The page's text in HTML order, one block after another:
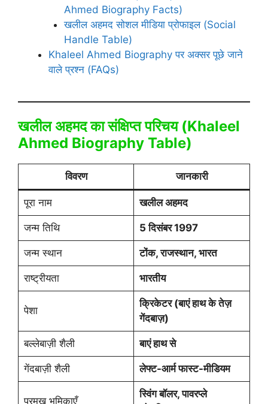
Ahmed Biography Facts)
खलील अहमद सोशल मीडिया प्रोफाइल (Social
Handle Table)
Khaleel Ahmed Biography पर अक्सर पूछे जाने
वाले प्रश्न (FAQs)
खलील अहमद का संक्षिप्त परिचय (Khaleel
Ahmed Biography Table)
विवरण जानकारी
पूरा नाम खलील अहमद
जन्म तिथि 5 दिसंबर 1997
जन्म स्थान टोंक, राजस्थान, भारत
राष्ट्रीयता भारतीय
पेशा
क्रिकेटर (बाएं हाथ के तेज़
गेंदबाज़)
बल्लेबाज़ी शैली बाएं हाथ से
गेंदबाज़ी शैली लेफ्ट-आर्म फास्ट-मीडियम
प्रमुख भूमिकाएँ
स्विंग बॉलर, पावरप्ले